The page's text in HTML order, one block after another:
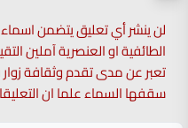
لن ينشر أي تعليق يتضمن اسماء
الطائفية او العنصرية آملين
تعبر عن مدى تقدم وثقافة زوار
سقفها السماء علما ان